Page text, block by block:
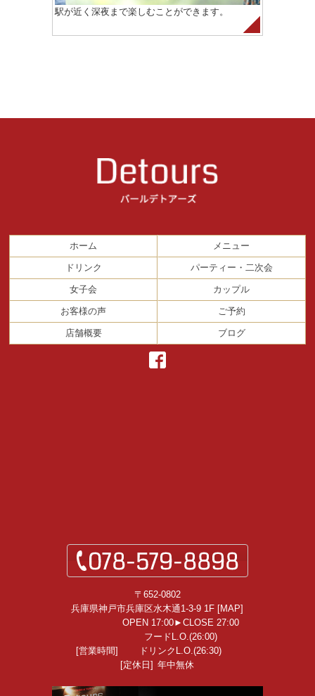
駅が近く深夜まで楽しむことができます。
ホーム メニュー
ドリンク パーティー・二次会
女子会 カップル
お客様の声 ご予約
店舗概要 ブログ
〒652-0802
兵庫県神戸市兵庫区水木通1-3-9 1F [MAP]
[営業時間]
OPEN 17:00►CLOSE 27:00
フードL.O.(26:00)
ドリンクL.O.(26:30)
[定休日] 年中無休